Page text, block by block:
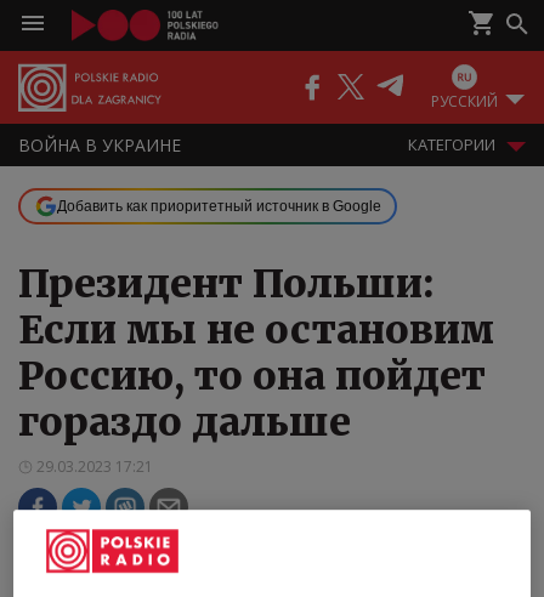
РУССКИЙ
ВОЙНА В УКРАИНЕ КАТЕГОРИИ
Добавить как приоритетный источник в Google
Президент Польши:
Если мы не остановим
Россию, то она пойдет
гораздо дальше
29.03.2023 17:21
Президент заявил, что Польша будет